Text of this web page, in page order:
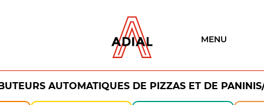
MENU
AUTOMATIQUES DE PIZZAS ET DE